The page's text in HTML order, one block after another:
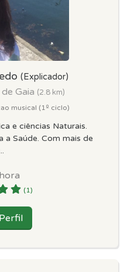
(Explicador)
Gaia (2.8 km)
musical (1º ciclo)
e ciências Naturais.
a Saúde. Com mais de
(1)